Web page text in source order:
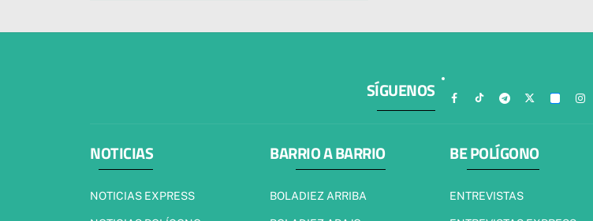
SÍGUENOS
NOTICIAS
NOTICIAS EXPRESS
BARRIO A BARRIO
BOLADIEZ ARRIBA
BE POLÍGONO
ENTREVISTAS